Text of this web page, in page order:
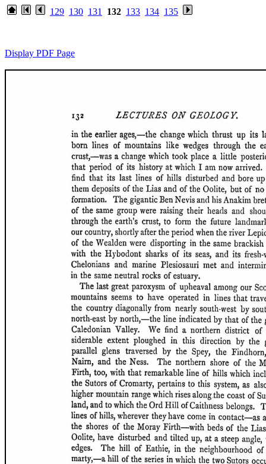
129 130 131 132 133 134 135
Display PDF Page